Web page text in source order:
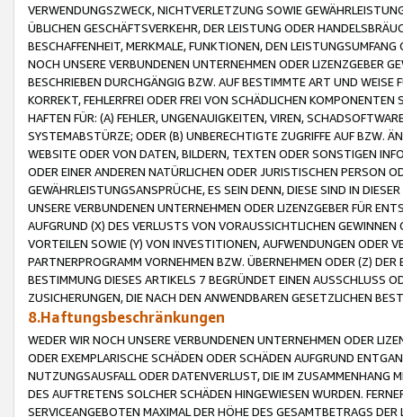
VERWENDUNGSZWECK, NICHTVERLETZUNG SOWIE
ÜBLICHEN GESCHÄFTSVERKEHR, DER LEISTUNG ODER
BESCHAFFENHEIT, MERKMALE, FUNKTIONEN, DEN
NOCH UNSERE VERBUNDENEN UNTERNEHMEN ODER LIZENZGEBER
BESCHRIEBEN DURCHGÄNGIG BZW. AUF BESTIMMTE ART UND
KORREKT, FEHLERFREI ODER FREI VON SCHÄDLICHEN
HAFTEN FÜR: (A) FEHLER, UNGENAUIGKEITEN, VIREN,
SYSTEMABSTÜRZE; ODER (B) UNBERECHTIGTE ZUGRIFFE AUF BZW.
WEBSITE ODER VON DATEN, BILDERN, TEXTEN ODER SONSTIGEN
ODER EINER ANDEREN NATÜRLICHEN ODER JURISTISCHEN PERSON
GEWÄHRLEISTUNGSANSPRÜCHE, ES SEIN DENN, DIESE SIND IN
UNSERE VERBUNDENEN UNTERNEHMEN ODER LIZENZGEBER FÜR
AUFGRUND (X) DES VERLUSTS VON VORAUSSICHTLICHEN
VORTEILEN SOWIE (Y) VON INVESTITIONEN, AUFWENDUNGEN ODER
PARTNERPROGRAMM VORNEHMEN BZW. ÜBERNEHMEN ODER (Z)
BESTIMMUNG DIESES ARTIKELS 7 BEGRÜNDET EINEN AUSSCHLUSS
ZUSICHERUNGEN, DIE NACH DEN ANWENDBAREN GESETZLICHEN
8.Haftungsbeschränkungen
WEDER WIR NOCH UNSERE VERBUNDENEN UNTERNEHMEN ODER
ODER EXEMPLARISCHE SCHÄDEN ODER SCHÄDEN AUFGRUND
NUTZUNGSAUSFALL ODER DATENVERLUST, DIE IM ZUSAMMENHANG
DES AUFTRETENS SOLCHER SCHÄDEN HINGEWIESEN WURDEN.
SERVICEANGEBOTEN MAXIMAL DER HÖHE DES GESAMTBETRAGS